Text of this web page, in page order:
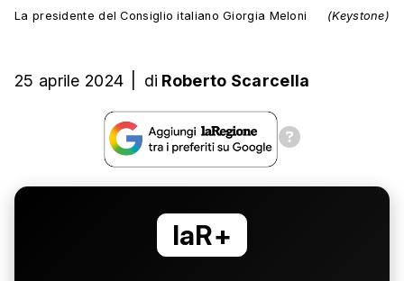
La presidente del Consiglio italiano Giorgia Meloni (Keystone)
25 aprile 2024 di Roberto Scarcella
laR+